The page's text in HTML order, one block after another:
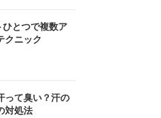
とつで複数ア
クニック
って臭い？汗の
対処法